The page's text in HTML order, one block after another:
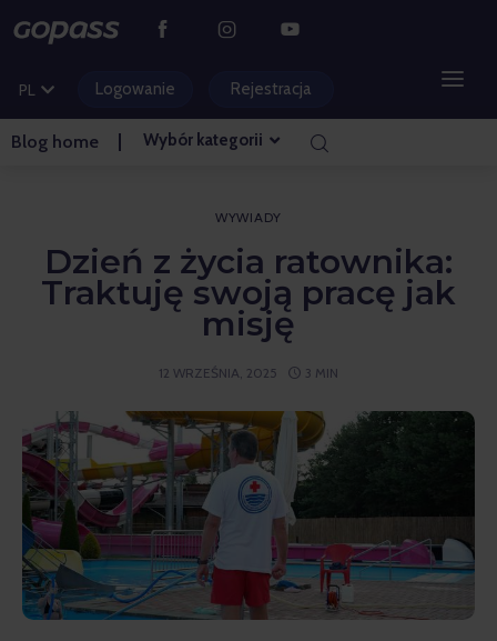
PL
DE
HU
Logowanie Rejestracja
Blog home Wybór kategorii
PARKI WODNE
GOLF
PARKI ROZRYWKI
BILETY I DOŚWIADCZENIA
BLOG STRONA GŁÓWNA
Inspiracja
Edukacyjny
Wywiady
WYWIADY
Dzień z życia ratownika:
Traktuję swoją pracę jak
misję
12 WRZEŚNIA, 2025 3 MIN